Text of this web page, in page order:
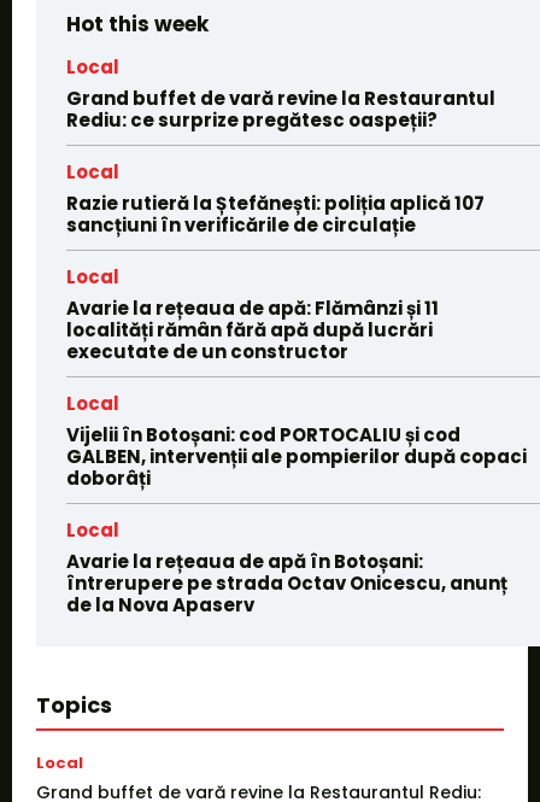
Hot this week
Local
Grand buffet de vară revine la Restaurantul
Rediu: ce surprize pregătesc oaspeții?
Local
Razie rutieră la Ștefănești: poliția aplică 107
sancțiuni în verificările de circulație
Local
Avarie la rețeaua de apă: Flămânzi și 11
localități rămân fără apă după lucrări
executate de un constructor
Local
Vijelii în Botoșani: cod PORTOCALIU și cod
GALBEN, intervenții ale pompierilor după copaci
doborâți
Local
Avarie la rețeaua de apă în Botoșani:
întrerupere pe strada Octav Onicescu, anunț
de la Nova Apaserv
Topics
Local
Grand buffet de vară revine la Restaurantul Rediu: